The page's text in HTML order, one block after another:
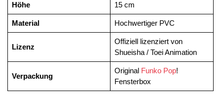
Höhe 15 cm
Material Hochwertiger PVC
Lizenz
Offiziell lizenziert von
Shueisha / Toei Animation
Verpackung
Original Funko Pop!
Fensterbox